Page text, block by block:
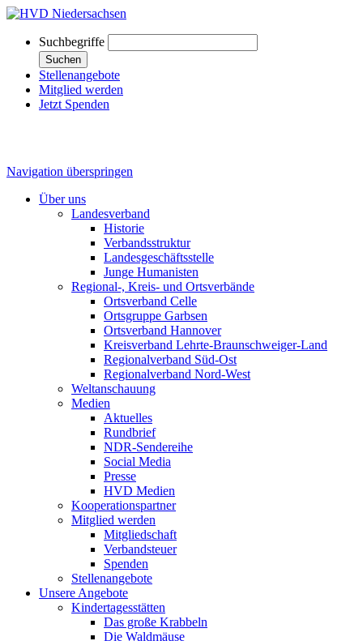
Suchbegriffe
Suchen
Stellenangebote
Mitglied werden
Jetzt Spenden
Navigation überspringen
Über uns
Landesverband
Historie
Verbandsstruktur
Landesgeschäftsstelle
Junge Humanisten
Regional-, Kreis- und Ortsverbände
Ortsverband Celle
Ortsgruppe Garbsen
Ortsverband Hannover
Kreisverband Lehrte-Braunschweiger-Land
Regionalverband Süd-Ost
Regionalverband Nord-West
Weltanschauung
Medien
Aktuelles
Rundbrief
NDR-Sendereihe
Social Media
Presse
HVD Medien
Kooperationspartner
Mitglied werden
Mitgliedschaft
Verbandsteuer
Spenden
Stellenangebote
Unsere Angebote
Kindertagesstätten
Das große Krabbeln
Die Waldmäuse